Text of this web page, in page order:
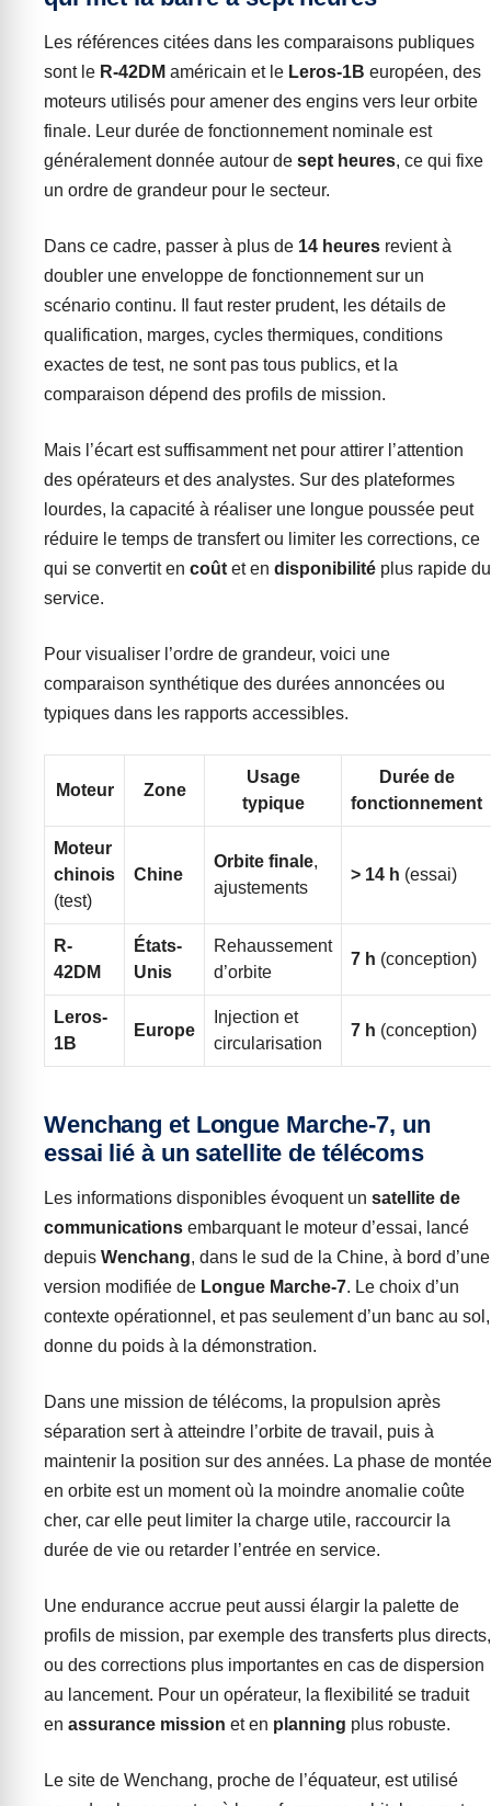
Les références citées dans les comparaisons publiques
sont le R-42DM américain et le Leros-1B européen, des
moteurs utilisés pour amener des engins vers leur orbite
finale. Leur durée de fonctionnement nominale est
généralement donnée autour de sept heures, ce qui fixe
un ordre de grandeur pour le secteur.
Dans ce cadre, passer à plus de 14 heures revient à
doubler une enveloppe de fonctionnement sur un
scénario continu. Il faut rester prudent, les détails de
qualification, marges, cycles thermiques, conditions
exactes de test, ne sont pas tous publics, et la
comparaison dépend des profils de mission.
Mais l’écart est suffisamment net pour attirer l’attention
des opérateurs et des analystes. Sur des plateformes
lourdes, la capacité à réaliser une longue poussée peut
réduire le temps de transfert ou limiter les corrections, ce
qui se convertit en coût et en disponibilité plus rapide du
service.
Pour visualiser l’ordre de grandeur, voici une
comparaison synthétique des durées annoncées ou
typiques dans les rapports accessibles.
Moteur Zone
Usage
typique
Durée de
fonctionnement
Moteur
chinois
(test)
Chine
Orbite finale,
ajustements
> 14 h (essai)
R-
42DM
États-
Unis
Rehaussement
d’orbite
7 h (conception)
Leros-
1B
Europe
Injection et
circularisation
7 h (conception)
Wenchang et Longue Marche-7, un
essai lié à un satellite de télécoms
Les informations disponibles évoquent un satellite de
communications embarquant le moteur d’essai, lancé
depuis Wenchang, dans le sud de la Chine, à bord d’une
version modifiée de Longue Marche-7. Le choix d’un
contexte opérationnel, et pas seulement d’un banc au sol,
donne du poids à la démonstration.
Dans une mission de télécoms, la propulsion après
séparation sert à atteindre l’orbite de travail, puis à
maintenir la position sur des années. La phase de montée
en orbite est un moment où la moindre anomalie coûte
cher, car elle peut limiter la charge utile, raccourcir la
durée de vie ou retarder l’entrée en service.
Une endurance accrue peut aussi élargir la palette de
profils de mission, par exemple des transferts plus directs,
ou des corrections plus importantes en cas de dispersion
au lancement. Pour un opérateur, la flexibilité se traduit
en assurance mission et en planning plus robuste.
Le site de Wenchang, proche de l’équateur, est utilisé